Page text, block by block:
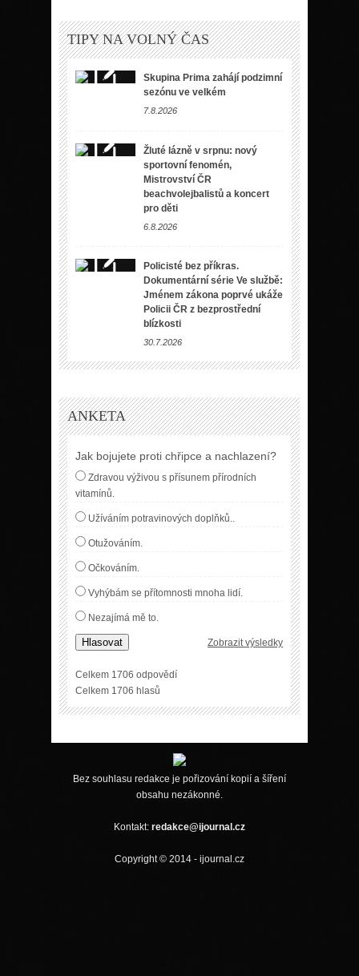
TIPY NA VOLNÝ ČAS
Skupina Prima zahájí podzimní
sezónu ve velkém
7.8.2026
Žluté lázně v srpnu: nový
sportovní fenomén,
Mistrovství ČR
beachvolejbalistů a koncert
pro děti
6.8.2026
Policisté bez příkras.
Dokumentární série Ve službě:
Jménem zákona poprvé ukáže
Policii ČR z bezprostřední
blízkosti
30.7.2026
ANKETA
Jak bojujete proti chřipce a nachlazení?
Zdravou výživou s přísunem přírodních
vitamínů.
Užíváním potravinových doplňků..
Otužováním.
Očkováním.
Vyhýbám se přítomnosti mnoha lidí.
Nezajímá mě to.
Hlasovat Zobrazit výsledky
Celkem 1706 odpovědí
Celkem 1706 hlasů
Bez souhlasu redakce je pořizování kopií a šíření
obsahu nezákonné.
Kontakt: redakce@ijournal.cz
Copyright © 2014 - ijournal.cz